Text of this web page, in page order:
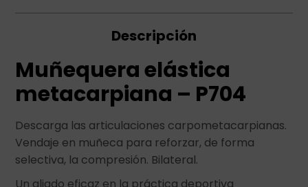
Descripción
Muñequera elástica
metacarpiana – P704
Descarga las articulaciones carpometacarpianas.
Vendaje en muñeca para reforzar, de forma
selectiva, la compresión. Bilateral.